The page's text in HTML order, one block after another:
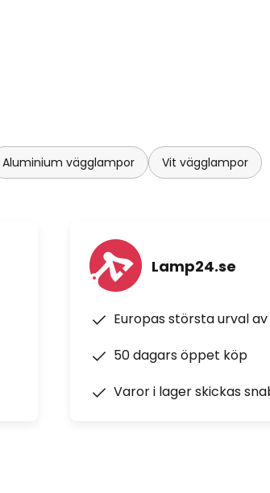
Aluminium vägglampor Vit vägglampor
Lamp24.se
Europas största urval
50 dagars öppet köp
Varor i lager skickas